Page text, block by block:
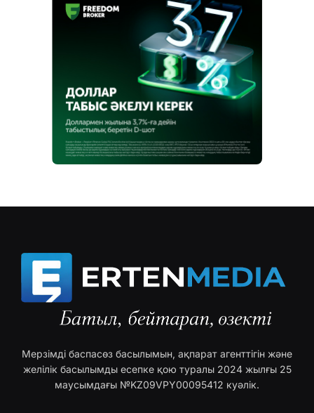
Мерзімді баспасөз басылымын, ақпарат агенттігін және
желілік басылымды есепке қою туралы 2024 жылғы 25
маусымдағы №KZ09VPY00095412 куәлік.